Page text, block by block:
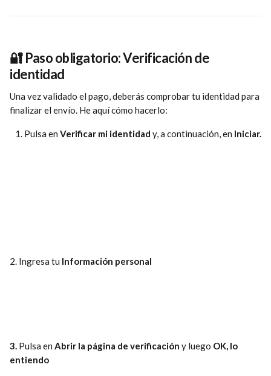
🔐 Paso obligatorio: Verificación de
identidad
Una vez validado el pago, deberás comprobar tu identidad para
finalizar el envío. He aquí cómo hacerlo:
Pulsa en Verificar mi identidad y, a continuación, en Iniciar.
2. Ingresa tu Información personal
3. Pulsa en Abrir la página de verificación y luego OK, lo
entiendo